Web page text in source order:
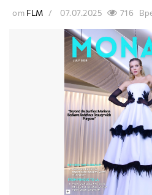
от FLM 07.07.2025 716